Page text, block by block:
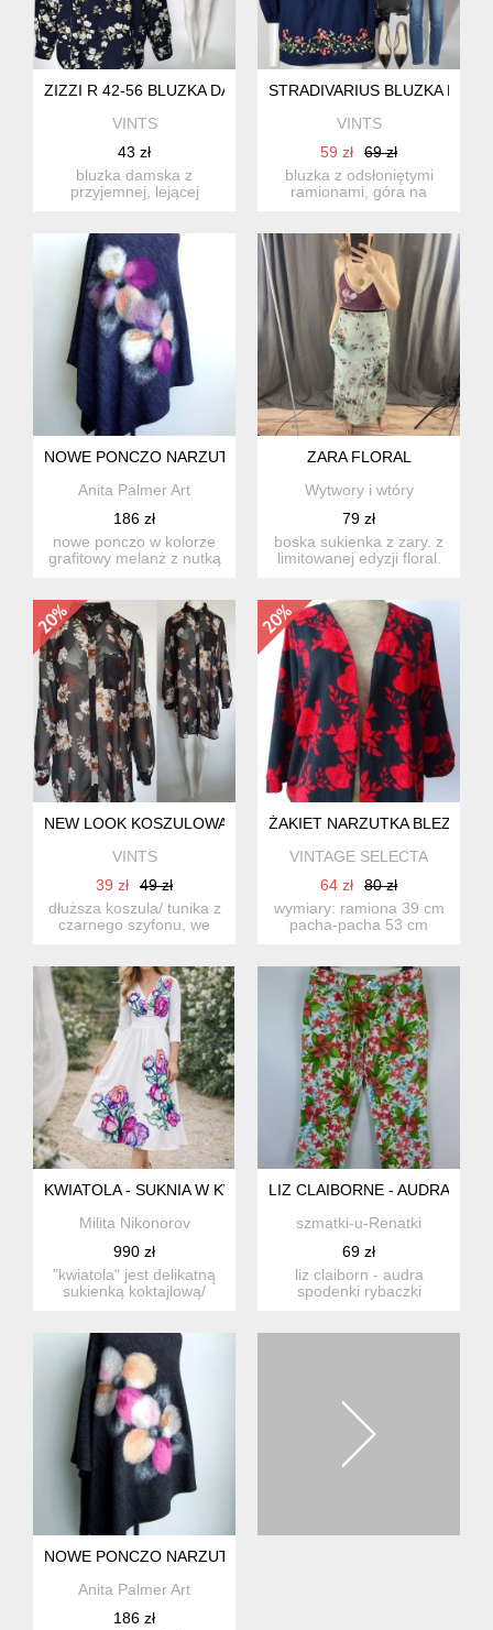
ZIZZI R 42-56 BLUZKA DAMSKA GRANATOWA WISKOZA W
VINTS
43 zł
bluzka damska z
przyjemnej, lejącej
STRADIVARIUS BLUZKA
VINTS
59 zł
69 zł
bluzka z odsłoniętymi
ramionami, góra na
NOWE PONCZO NARZUTKA ONESIZE KWIATY
Anita Palmer Art
186 zł
nowe ponczo w kolorze
grafitowy melanż z nutką
ZARA FLORAL
Wytwory i wtóry
79 zł
boska sukienka z zary. z
limitowanej edyzji floral.
NEW LOOK KOSZULOWA TUNIKA SUKIENKA W KWIATY Z
VINTS
39 zł
49 zł
dłuższa koszula/ tunika z
czarnego szyfonu, we
ŻAKIET NARZUTKA BLEZER
VINTAGE SELECTA
64 zł
80 zł
wymiary: ramiona 39 cm
pacha-pacha 53 cm
KWIATOLA - SUKNIA W KWIATY
Milita Nikonorov
990 zł
"kwiatola" jest delikatną
sukienką koktajlową/
LIZ CLAIBORNE - AUDRA
szmatki-u-Renatki
69 zł
liz claiborn - audra
spodenki rybaczki
NOWE PONCZO NARZUTKA ONESIZE CZARNY MELANŻ
Anita Palmer Art
186 zł